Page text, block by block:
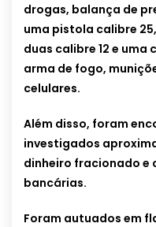
drogas, balança de
uma pistola calibre
duas calibre 12 e
arma de fogo,
celulares.
Além disso, foram
investigados
dinheiro fracionado e
bancárias.
Foram autuados em